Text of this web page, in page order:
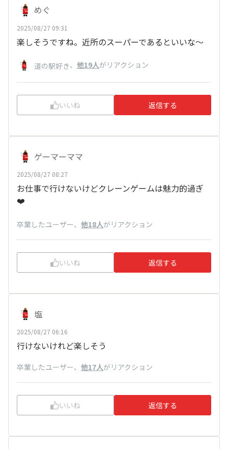
めぐ
2025/08/27 09:31
楽しそうですね。近所のスーパーであるといいな～
道の駅好き、 他19人がリアクション
いいね 返信する
ゲーマーママ
2025/08/27 08:27
お仕事で行けないけどクレーンゲームは魅力的過ぎ
❤️
卒業したユーザー、 他18人がリアクション
いいね 返信する
塩
2025/08/27 06:16
行けないけれど楽しそう
卒業したユーザー、 他17人がリアクション
いいね 返信する